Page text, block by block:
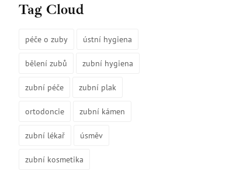
Tag Cloud
péče o zuby ústní hygiena
bělení zubů zubní hygiena
zubní péče zubní plak
ortodoncie zubní kámen
zubní lékař úsměv
zubní kosmetika